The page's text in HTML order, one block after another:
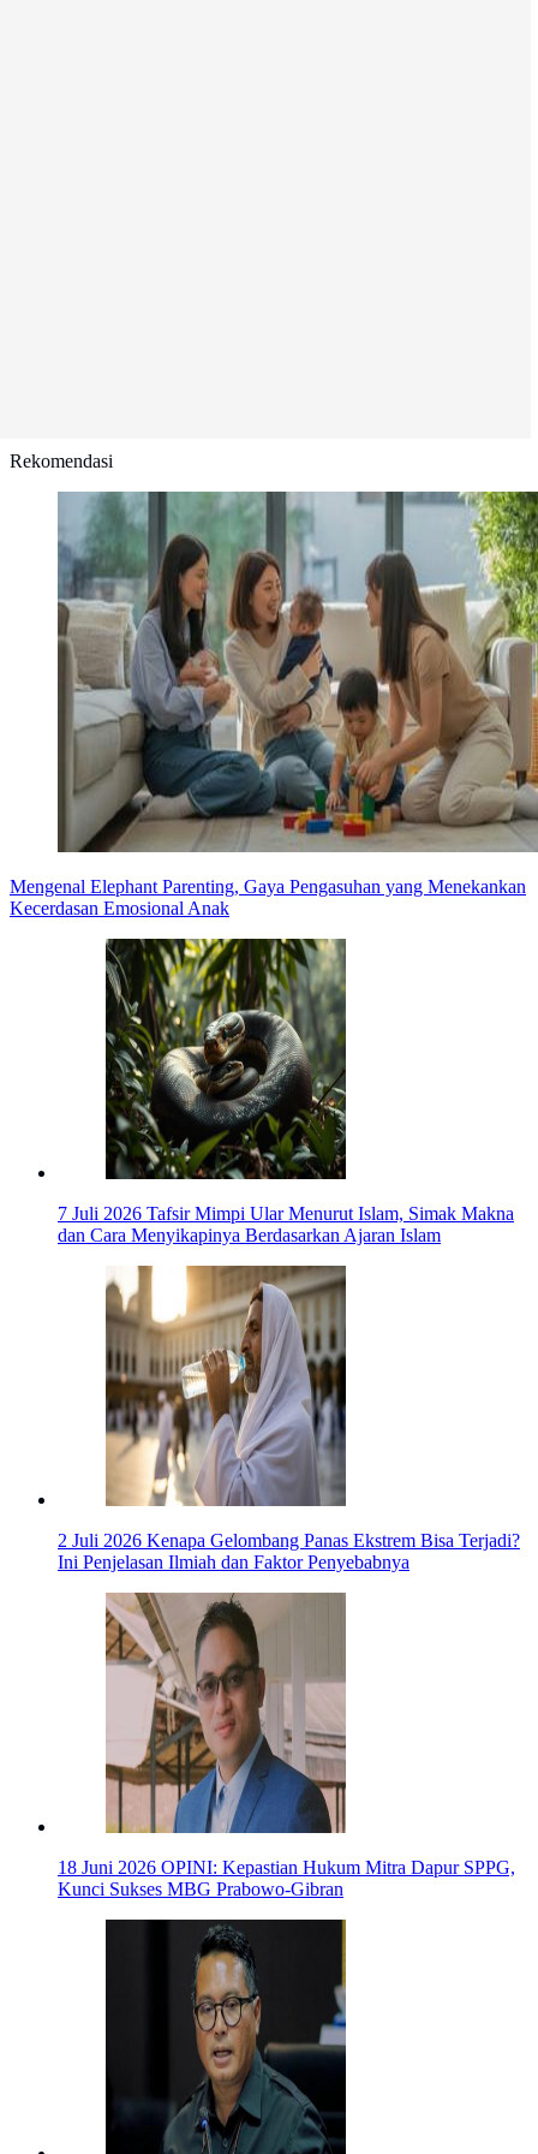
Rekomendasi
Mengenal Elephant Parenting, Gaya Pengasuhan yang Menekankan
Kecerdasan Emosional Anak
7 Juli 2026 Tafsir Mimpi Ular Menurut Islam, Simak Makna
dan Cara Menyikapinya Berdasarkan Ajaran Islam
2 Juli 2026 Kenapa Gelombang Panas Ekstrem Bisa Terjadi?
Ini Penjelasan Ilmiah dan Faktor Penyebabnya
18 Juni 2026 OPINI: Kepastian Hukum Mitra Dapur SPPG,
Kunci Sukses MBG Prabowo-Gibran